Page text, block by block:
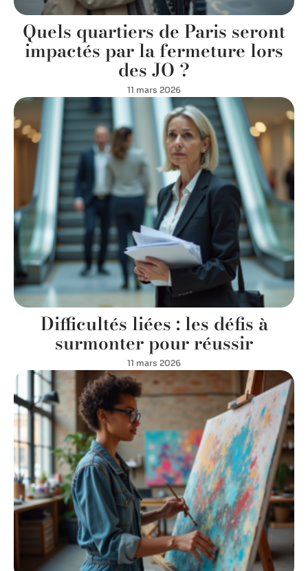
Quels quartiers de Paris seront
impactés par la fermeture lors
des JO ?
11 mars 2026
Difficultés liées : les défis à
surmonter pour réussir
11 mars 2026